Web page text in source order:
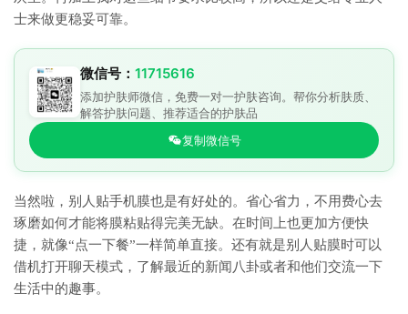
士来做更稳妥可靠。
微信号： 11715616
添加护肤师微信，免费一对一护肤咨询。帮你分析肤质、
解答护肤问题、推荐适合的护肤品
复制微信号
当然啦，别人贴手机膜也是有好处的。省心省力，不用费心去
琢磨如何才能将膜粘贴得完美无缺。在时间上也更加方便快
捷，就像“点一下餐”一样简单直接。还有就是别人贴膜时可以
借机打开聊天模式，了解最近的新闻八卦或者和他们交流一下
生活中的趣事。